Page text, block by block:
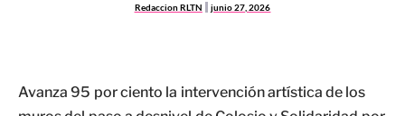
Redaccion RLTN junio 27, 2026
Avanza 95 por ciento la intervención artística de los